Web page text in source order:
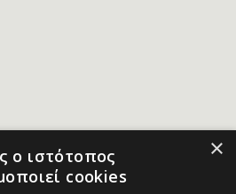
×
ο ιστότοπος
cookies